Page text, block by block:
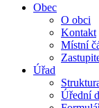
Obec
O obci
Kontakt
Místní
Úřad
Úřední